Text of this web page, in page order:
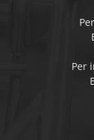
Per